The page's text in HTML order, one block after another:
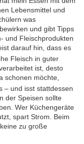
Lebensmittel und
was
und gibt Tipps
und Fleischprodukten
darauf hin, dass es
Fleisch in guter
ist, desto
schonen möchte,
– und isst stattdessen
der Speisen sollte
Wer Küchengeräte
spart Strom. Beim
zu große